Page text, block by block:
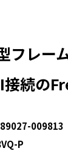
フレー
接続の
009813
P